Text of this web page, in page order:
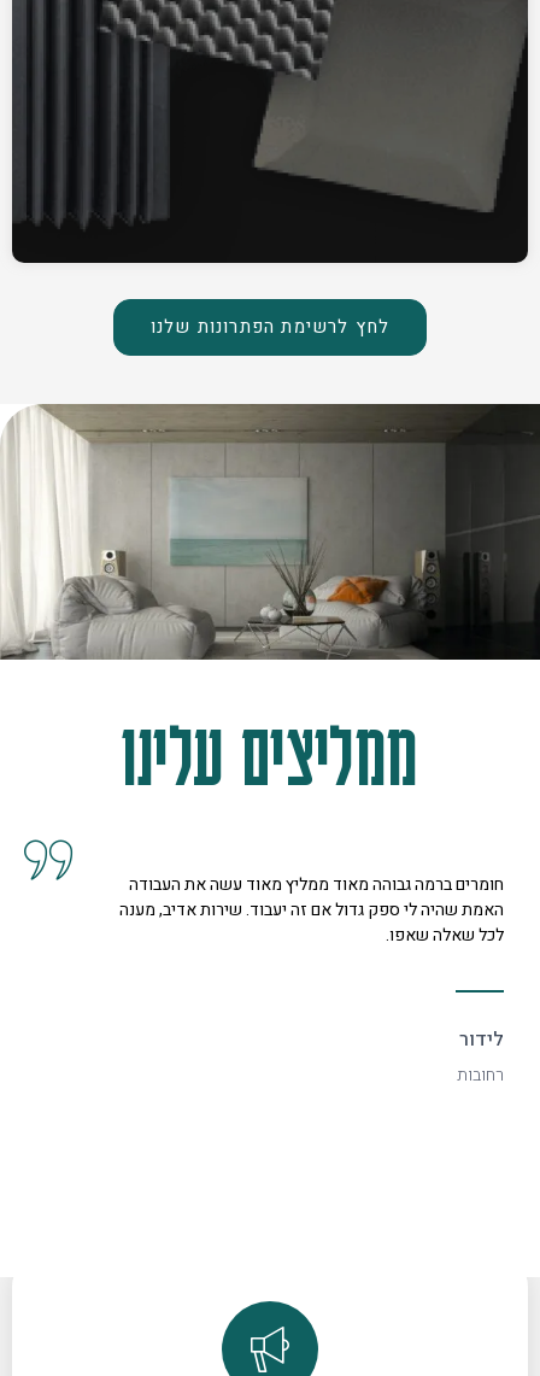
לחץ לרשימת הפתרונות שלנו
ממליצים עלינו
חומרים ברמה גבוהה מאוד ממליץ מאוד עשה את העבודה
האמת שהיה לי ספק גדול אם זה יעבוד. שירות אדיב, מענה
לכל שאלה שאפו.
לידור
רחובות